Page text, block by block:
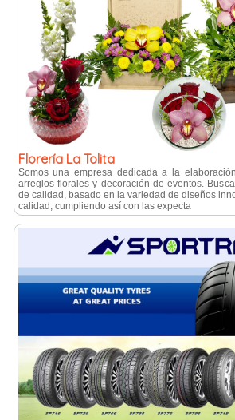
Florería La Tolita
Somos una empresa dedicada a la
arreglos florales y decoración de eventos.
de calidad, basado en la variedad de diseños
calidad, cumpliendo así con las expecta